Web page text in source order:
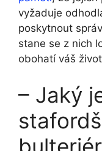
vyžaduje
poskytnout
stane se z nich
obohatí váš
– Jaký